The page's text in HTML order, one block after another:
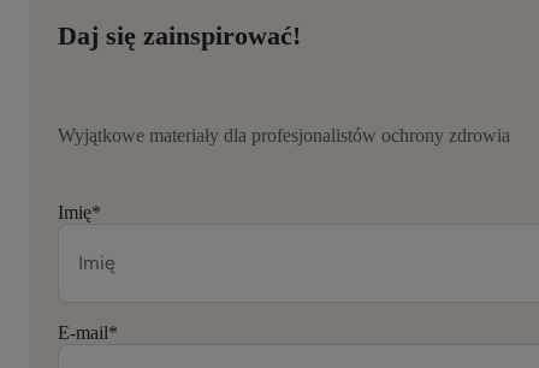
Daj się zainspirować!
Wyjątkowe materiały dla profesjonalistów ochrony zdrowia
Imię*
E-mail*